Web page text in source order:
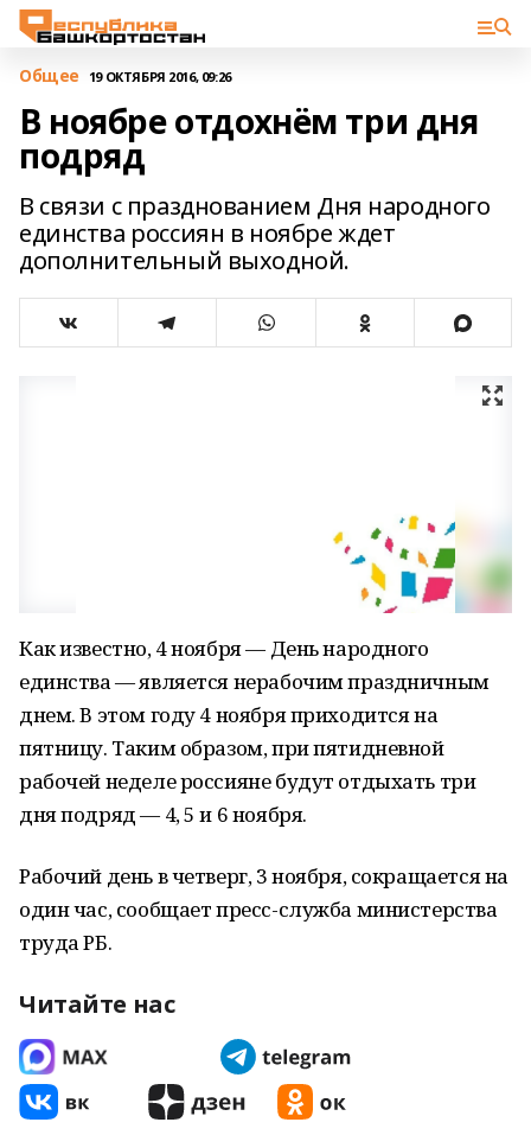
Общее 19 ОКТЯБРЯ 2016, 09:26
В ноябре отдохнём три дня
подряд
В связи с празднованием Дня народного
единства россиян в ноябре ждет
дополнительный выходной.
Как известно, 4 ноября — День народного
единства — является нерабочим праздничным
днем. В этом году 4 ноября приходится на
пятницу. Таким образом, при пятидневной
рабочей неделе россияне будут отдыхать три
дня подряд — 4, 5 и 6 ноября.
Рабочий день в четверг, 3 ноября, сокращается на
один час, сообщает пресс-служба министерства
труда РБ.
Читайте нас